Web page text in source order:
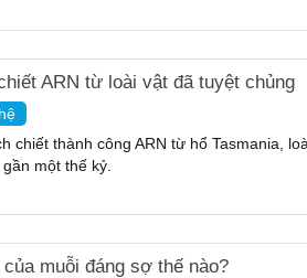
ARN từ loài vật đã tuyệt chủng
chiết thành công ARN từ hổ Tasmania,
một thế kỷ.
muỗi đáng sợ thế nào?